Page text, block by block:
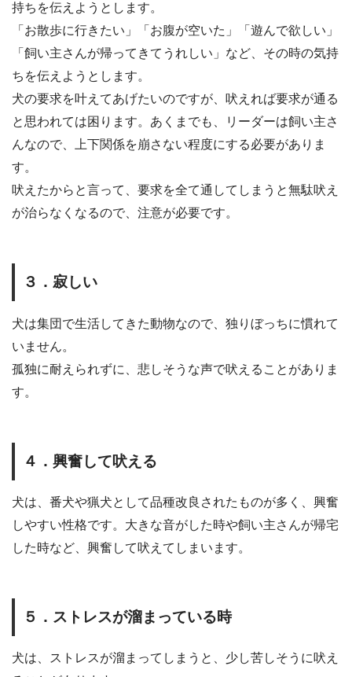
持ちを伝えようとします。
「お散歩に行きたい」「お腹が空いた」「遊んで欲しい」
「飼い主さんが帰ってきてうれしい」など、その時の気持
ちを伝えようとします。
犬の要求を叶えてあげたいのですが、吠えれば要求が通る
と思われては困ります。あくまでも、リーダーは飼い主さ
んなので、上下関係を崩さない程度にする必要がありま
す。
吠えたからと言って、要求を全て通してしまうと無駄吠え
が治らなくなるので、注意が必要です。
３．寂しい
犬は集団で生活してきた動物なので、独りぼっちに慣れて
いません。
孤独に耐えられずに、悲しそうな声で吠えることがありま
す。
４．興奮して吠える
犬は、番犬や猟犬として品種改良されたものが多く、興奮
しやすい性格です。大きな音がした時や飼い主さんが帰宅
した時など、興奮して吠えてしまいます。
５．ストレスが溜まっている時
犬は、ストレスが溜まってしまうと、少し苦しそうに吠え